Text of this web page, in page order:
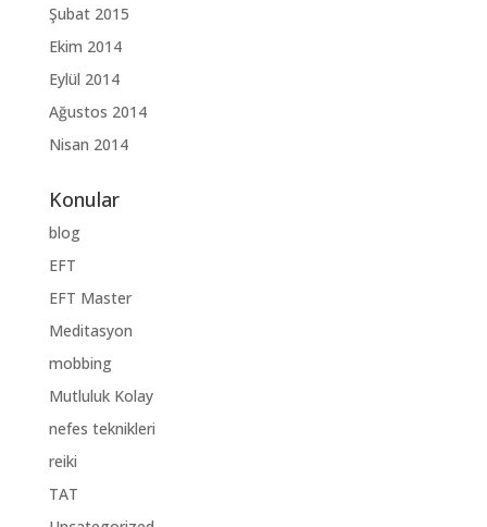
Şubat 2015
Ekim 2014
Eylül 2014
Ağustos 2014
Nisan 2014
Konular
blog
EFT
EFT Master
Meditasyon
mobbing
Mutluluk Kolay
nefes teknikleri
reiki
TAT